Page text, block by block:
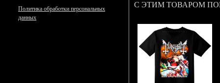
Политика обработки персональных
данных
С ЭТИМ ТОВАРОМ